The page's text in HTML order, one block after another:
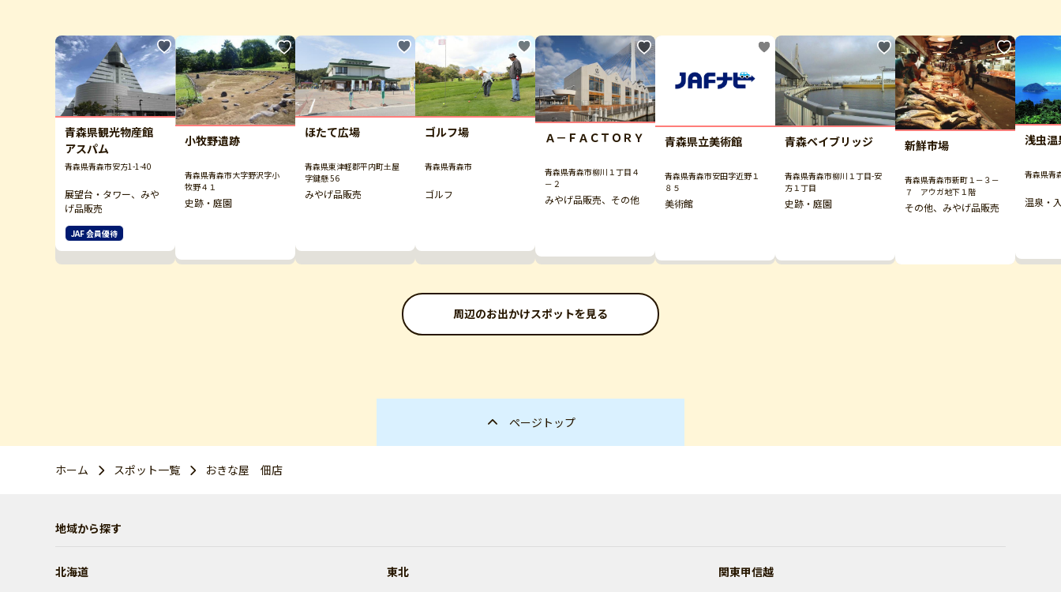
青森県観光物産館
アスパム
青森県青森市安方1-1-40
展望台・タワー、みや
げ品販売
JAF 会員優待
小牧野遺跡
青森県青森市大字野沢字小
牧野４１
史跡・庭園
ほたて広場
青森県東津軽郡平内町土屋
字鍵懸 56
みやげ品販売
ゴルフ場
青森県青森市
ゴルフ
Ａ－ＦＡＣＴＯＲＹ
青森県青森市柳川１丁目４
－２
みやげ品販売、その他
青森県立美術館
青森県青森市安田字近野１
８５
美術館
青森ベイブリッジ
青森県青森市柳川１丁目-安
方１丁目
史跡・庭園
新鮮市場
青森県青森市新町１－３－
７ アウガ地下１階
その他、みやげ品販売
浅虫温
青森県青
温泉・
周辺のお出かけスポットを見る
ページトップ
ホーム スポット一覧 おきな屋 佃店
地域から探す
北海道
東北
関東甲信越